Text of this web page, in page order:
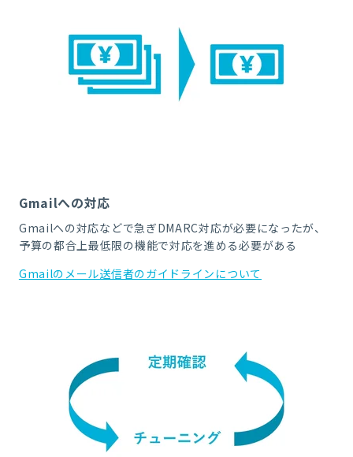
Gmailへの対応
Gmailへの対応などで急ぎDMARC対応が必要になったが、
予算の都合上最低限の機能で対応を進める必要がある
Gmailのメール送信者のガイドラインについて